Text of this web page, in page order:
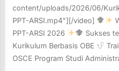
content/uploads/2026/06/
PPT-ARSI.mp4"][/video]
PPT-ARSI 2026
Sukses
Kurikulum Berbasis OBE
OSCE Program Studi